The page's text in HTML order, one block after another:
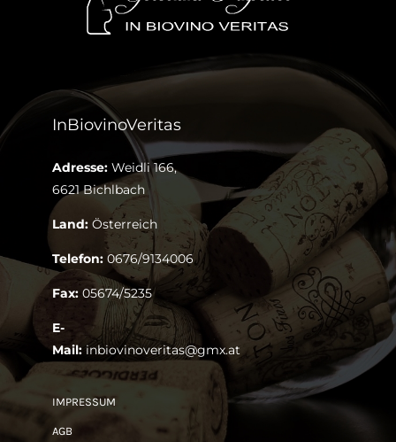
InBiovinoVeritas
Adresse: Weidli 166,
6621 Bichlbach
Land: Österreich
Telefon: 0676/9134006
Fax: 05674/5235
E-
Mail: inbiovinoveritas@gmx.at
IMPRESSUM
AGB